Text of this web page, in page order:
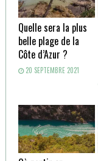
Quelle sera la plus
belle plage de la
Côte d’Azur ?
20 SEPTEMBRE 2021